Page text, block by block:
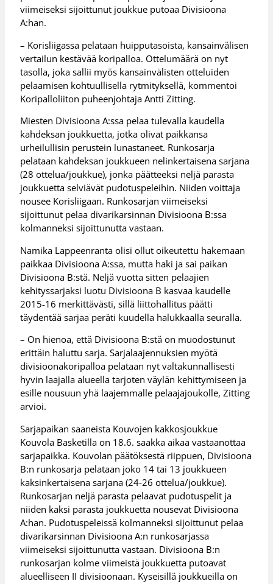
viimeiseksi sijoittunut joukkue putoaa Divisioona
A:han.
– Korisliigassa pelataan huipputasoista, kansainvälisen
vertailun kestävää koripalloa. Ottelumäärä on nyt
tasolla, joka sallii myös kansainvälisten otteluiden
pelaamisen kohtuullisella rytmityksellä, kommentoi
Koripalloliiton puheenjohtaja Antti Zitting.
Miesten Divisioona A:ssa pelaa tulevalla kaudella
kahdeksan joukkuetta, jotka olivat paikkansa
urheilullisin perustein lunastaneet. Runkosarja
pelataan kahdeksan joukkueen nelinkertaisena sarjana
(28 ottelua/joukkue), jonka päätteeksi neljä parasta
joukkuetta selviävät pudotuspeleihin. Niiden voittaja
nousee Korisliigaan. Runkosarjan viimeiseksi
sijoittunut pelaa divarikarsinnan Divisioona B:ssa
kolmanneksi sijoittunutta vastaan.
Namika Lappeenranta olisi ollut oikeutettu hakemaan
paikkaa Divisioona A:ssa, mutta haki ja sai paikan
Divisioona B:stä. Neljä vuotta sitten pelaajien
kehityssarjaksi luotu Divisioona B kasvaa kaudelle
2015-16 merkittävästi, sillä liittohallitus päätti
täydentää sarjaa peräti kuudella halukkaalla seuralla.
– On hienoa, että Divisioona B:stä on muodostunut
erittäin haluttu sarja. Sarjalaajennuksien myötä
divisioonakoripalloa pelataan nyt valtakunnallisesti
hyvin laajalla alueella tarjoten väylän kehittymiseen ja
esille nousuun yhä laajemmalle pelaajajoukolle, Zitting
arvioi.
Sarjapaikan saaneista Kouvojen kakkosjoukkue
Kouvola Basketilla on 18.6. saakka aikaa vastaanottaa
sarjapaikka. Kouvolan päätöksestä riippuen, Divisioona
B:n runkosarja pelataan joko 14 tai 13 joukkueen
kaksinkertaisena sarjana (24-26 ottelua/joukkue).
Runkosarjan neljä parasta pelaavat pudotuspelit ja
niiden kaksi parasta joukkuetta nousevat Divisioona
A:han. Pudotuspeleissä kolmanneksi sijoittunut pelaa
divarikarsinnan Divisioona A:n runkosarjassa
viimeiseksi sijoittunutta vastaan. Divisioona B:n
runkosarjan kolme viimeistä joukkuetta putoavat
alueelliseen II divisioonaan. Kyseisillä joukkueilla on